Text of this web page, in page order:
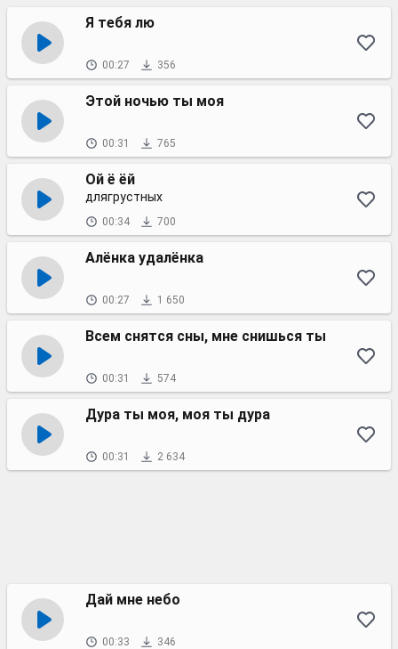
Я тебя лю
00:27 356
Этой ночью ты моя
00:31 765
Ой ё ёй
длягрустных
00:34 700
Алёнка удалёнка
00:27 1 650
Всем снятся сны, мне снишься ты
00:31 574
Дура ты моя, моя ты дура
00:31 2 634
Дай мне небо
00:33 346